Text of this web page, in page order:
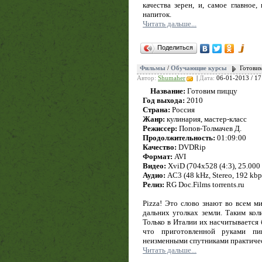
качества зерен, и, самое
напиток.
Читать дальше...
Поделиться
Фильмы / Обучающие курсы
Автор: Shumaher Дата: 06-01-2013 /
Название: Готовим пиццу
Год выхода: 2010
Страна: Россия
Жанр: кулинария, мастер-класс
Режиссер: Попов-Толмачев Д.
Продолжительность: 01:09:00
Качество: DVDRip
Формат: AVI
Видео: XviD (704x528 (4:3),
Аудио: AC3 (48 kHz, Stereo, 192
Релиз: RG Doc.Films torrents.ru
Pizza! Это слово знают во всем
дальних уголках земли. Таким
Только в Италии их
что приготовленной руками
неизменными спутниками
Читать дальше...